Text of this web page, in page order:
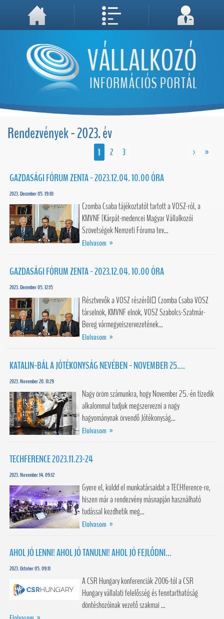
A weboldal használatával Ön elfogadja, hogy Cookie-kat (sütiket) tároljunk számítógépén. A sütik a weboldal megfelelő működéséhez
Megértettem, folytatás...
Rendezvények - 2023. év
1 2 3 > »
GAZDASÁGI FÓRUM ZENTA - 2023.12.04. 10.00 ÓRA
2023. December 05. 19:10
Czomba Csaba tájékoztatót tartott a VOSZ-ról, a
KMVNF (Kárpát-medencei Magyar Vállalkozói
Szövetségek Nemzeti Fóruma tev...
Elolvasom »
GAZDASÁGI FÓRUM ZENTA - 2023.12.04. 10.00 ÓRA
2023. December 05. 12:15
Résztvevők a VOSZ részéről Czomba Csaba VOSZ
társelnök, KMVNF elnök, VOSZ Szabolcs-Szatmár-
Bereg vármegyeiszervezetének...
Elolvasom »
KATALIN-BÁL A JÓTÉKONYSÁG NEVÉBEN - NOVEMBER 25....
2023. November 20. 11:29
Nagy öröm számunkra, hogy November 25.-én tizedik
alkalommal tudjuk megszervezni a nagy
hagyománynak örvendő Jótékonyság...
Elolvasom »
TECHFERENCE 2023.11.23-24
2023. November 14. 09:12
Gyere el, küldd el munkatársaidat a TECHference-re,
hiszen már a rendezvény másnapján használható
tudással kezdhetik meg...
Elolvasom »
AHOL JÓ LENNI! AHOL JÓ TANULNI! AHOL JÓ FEJLŐDNI...
2023. October 05. 09:11
A CSR Hungary konferenciák 2006-tól a CSR
Hungary vállalati felelősség és fenntarthatóság
döntéshozóinak vezető szakmai ...